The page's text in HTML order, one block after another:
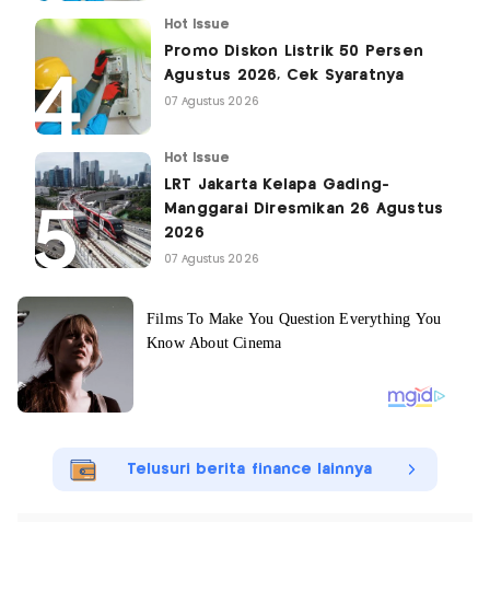
Hot Issue
Promo Diskon Listrik 50 Persen
Agustus 2026, Cek Syaratnya
07 Agustus 2026
Hot Issue
LRT Jakarta Kelapa Gading-
Manggarai Diresmikan 26 Agustus
2026
07 Agustus 2026
Telusuri berita finance lainnya